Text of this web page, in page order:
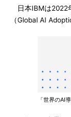
日本IBMは2022
（Global AI
「世界のAI